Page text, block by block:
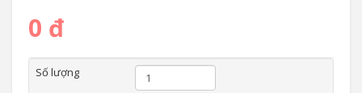
0 đ
Số lượng